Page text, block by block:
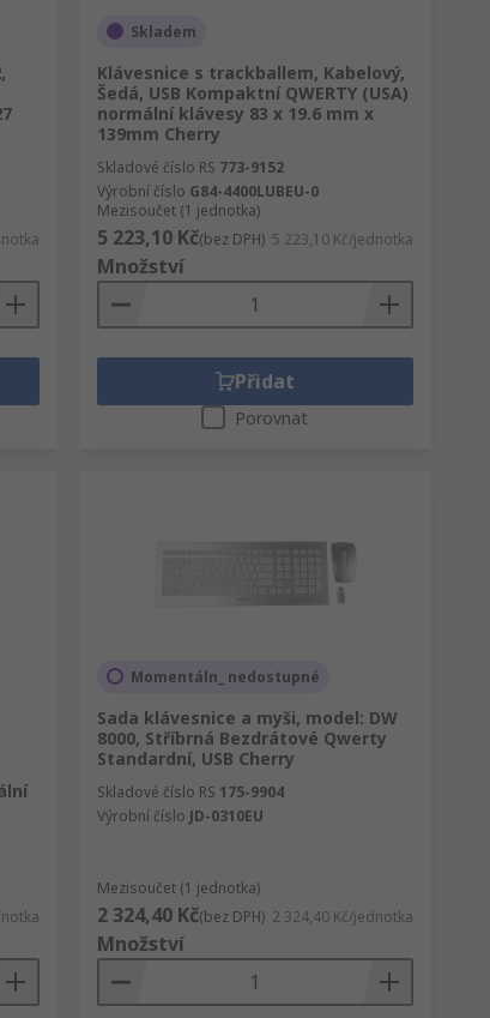
Skladem
Klávesnice s trackballem, Kabelový,
Šedá, USB Kompaktní QWERTY (USA)
normální klávesy 83 x 19.6 mm x
139mm Cherry
Skladové číslo RS 773-9152
Výrobní číslo G84-4400LUBEU-0
Mezisoučet (1 jednotka)
5 223,10 Kč(bez DPH) 5 223,10 Kč/jednotka
Množství
Přidat
Porovnat
Momentáln_ nedostupné
Sada klávesnice a myši, model: DW
8000, Stříbrná Bezdrátové Qwerty
Standardní, USB Cherry
Skladové číslo RS 175-9904
Výrobní číslo JD-0310EU
Mezisoučet (1 jednotka)
2 324,40 Kč(bez DPH) 2 324,40 Kč/jednotka
Množství